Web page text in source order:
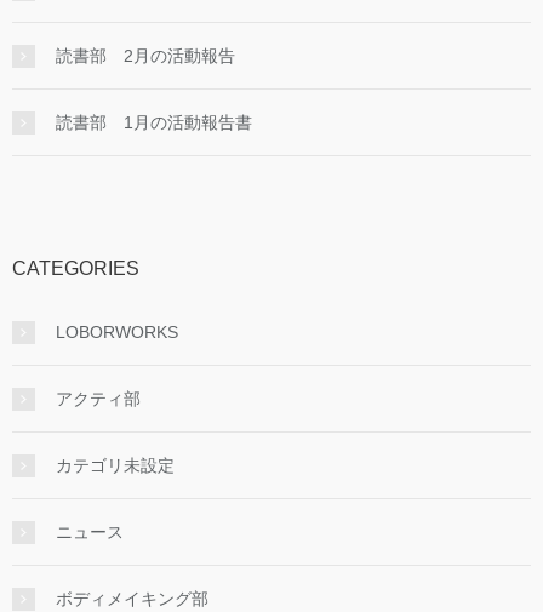
読書部 2月の活動報告
読書部 1月の活動報告書
CATEGORIES
LOBORWORKS
アクティ部
カテゴリ未設定
ニュース
ボディメイキング部